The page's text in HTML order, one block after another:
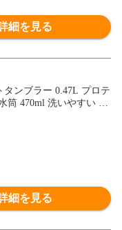
細を見る
タンブラー 0.47L プロテ
筒 470ml 洗いやすい マ
ステンレスボトル tay-st
細を見る